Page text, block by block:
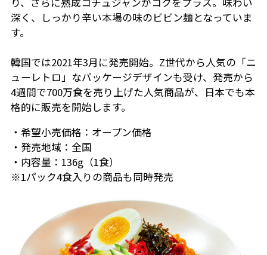
深く、しっかり辛い本場の味のビビン麺となっていま
す。
韓国では2021年3月に発売開始。Z世代から人気の「ニ
ューレトロ」なパッケージデザインも受け、発売から
4週間で700万食を売り上げた人気商品が、日本でも本
格的に販売を開始します。
・希望小売価格：オープン価格
・発売地域：全国
・内容量：136g（1食）
※1パック4食入りの商品も同時発売